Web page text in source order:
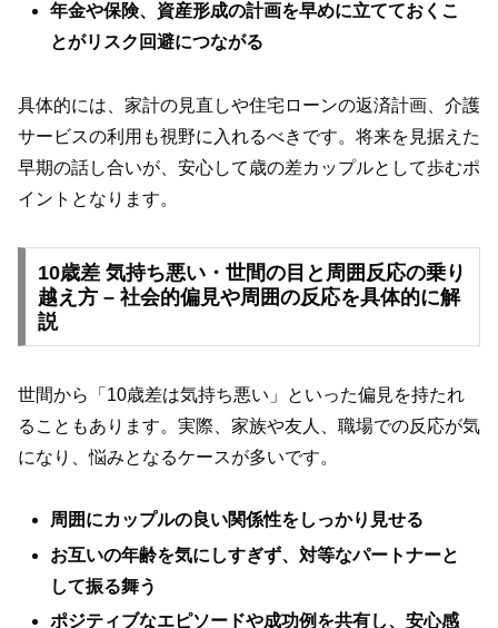
年金や保険、資産形成の計画を早めに立てておくこ
とがリスク回避につながる
具体的には、家計の見直しや住宅ローンの返済計画、介護
サービスの利用も視野に入れるべきです。将来を見据えた
早期の話し合いが、安心して歳の差カップルとして歩むポ
イントとなります。
10歳差 気持ち悪い・世間の目と周囲反応の乗り
越え方 – 社会的偏見や周囲の反応を具体的に解
説
世間から「10歳差は気持ち悪い」といった偏見を持たれ
ることもあります。実際、家族や友人、職場での反応が気
になり、悩みとなるケースが多いです。
周囲にカップルの良い関係性をしっかり見せる
お互いの年齢を気にしすぎず、対等なパートナーと
して振る舞う
ポジティブなエピソードや成功例を共有し、安心感